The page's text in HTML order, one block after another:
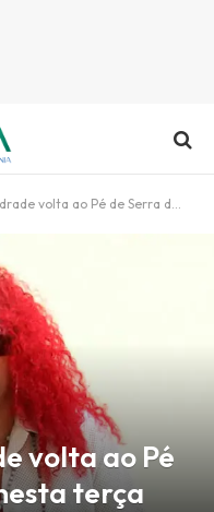
ao Pé de Serra do Moai, nesta terça
volta ao Pé
terça